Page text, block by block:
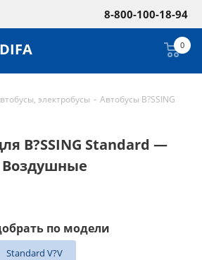
8-800-100-18-94
0
электробусы - Автобусы B?SSING
B?SSING Standard —
Воздушные
по модели
Standard V?V